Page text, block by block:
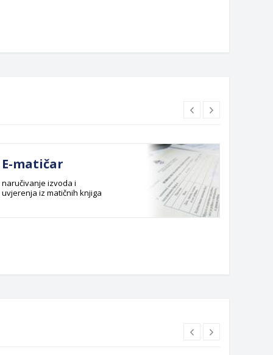
E-matičar
naručivanje izvoda i
uvjerenja iz matičnih knjiga